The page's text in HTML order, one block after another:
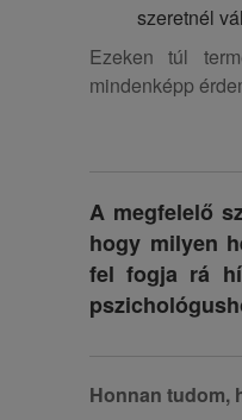
szeretnél
Ezeken túl
mindenképp
A megfelelő
hogy milyen
fel fogja rá
Honnan tudom,